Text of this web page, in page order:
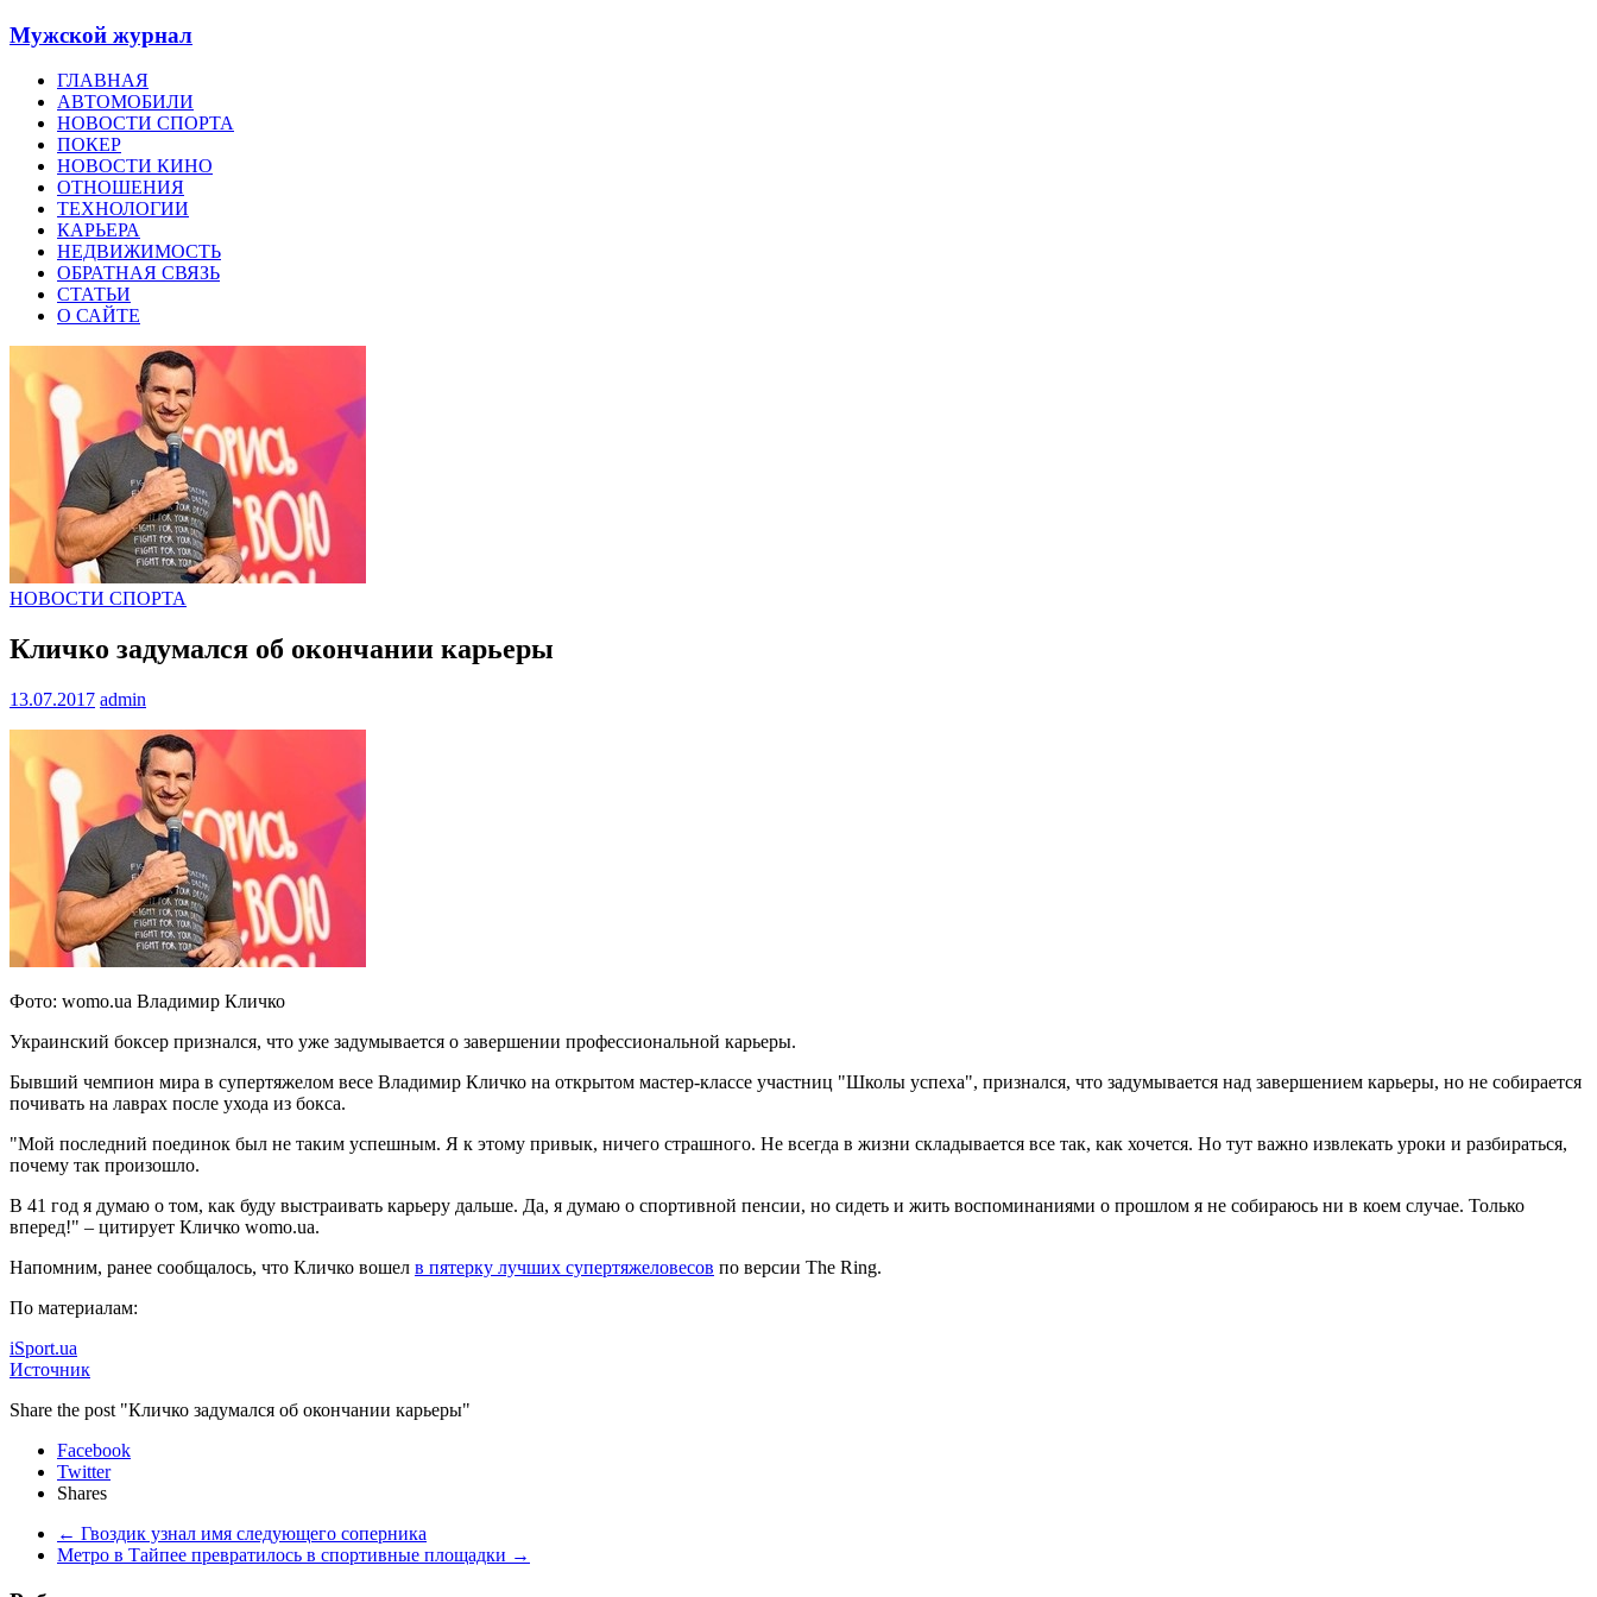
Мужской журнал
ГЛАВНАЯ
АВТОМОБИЛИ
НОВОСТИ СПОРТА
ПОКЕР
НОВОСТИ КИНО
ОТНОШЕНИЯ
ТЕХНОЛОГИИ
КАРЬЕРА
НЕДВИЖИМОСТЬ
ОБРАТНАЯ СВЯЗЬ
СТАТЬИ
О САЙТЕ
НОВОСТИ СПОРТА
Кличко задумался об окончании карьеры
13.07.2017 admin
Фото: womo.ua Владимир Кличко
Украинский боксер признался, что уже задумывается о завершении профессиональной карьеры.
Бывший чемпион мира в супертяжелом весе Владимир Кличко на открытом мастер-классе участниц "Школы успеха", признался, что задумывается над завершением карьеры, но не собирается
почивать на лаврах после ухода из бокса.
"Мой последний поединок был не таким успешным. Я к этому привык, ничего страшного. Не всегда в жизни складывается все так, как хочется. Но тут важно извлекать уроки и разбираться,
почему так произошло.
В 41 год я думаю о том, как буду выстраивать карьеру дальше. Да, я думаю о спортивной пенсии, но сидеть и жить воспоминаниями о прошлом я не собираюсь ни в коем случае. Только
вперед!" – цитирует Кличко womo.ua.
Напомним, ранее сообщалось, что Кличко вошел в пятерку лучших супертяжеловесов по версии The Ring.
По материалам:
iSport.ua
Источник
Share the post "Кличко задумался об окончании карьеры"
Facebook
Twitter
Shares
← Гвоздик узнал имя следующего соперника
Метро в Тайпее превратилось в спортивные площадки →